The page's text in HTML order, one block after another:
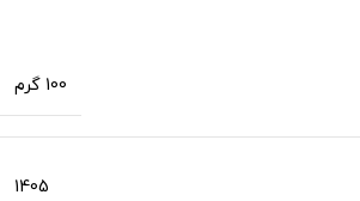
100 گرم
1405